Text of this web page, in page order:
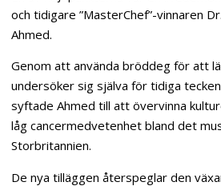
och tidigare ”MasterChef”-vinnaren
Ahmed.
Genom att använda bröddeg för att
undersöker sig själva för tidiga
syftade Ahmed till att övervinna
låg cancermedvetenhet bland det
Storbritannien.
De nya tilläggen återspeglar den